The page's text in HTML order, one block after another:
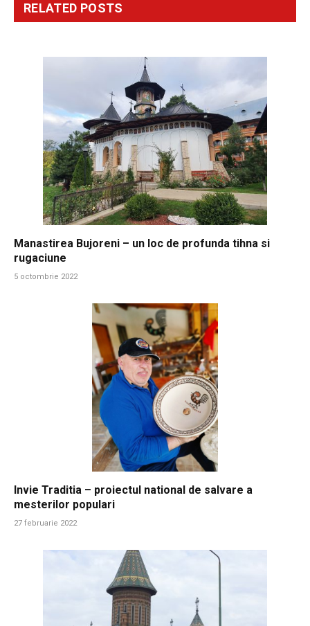
RELATED POSTS
Manastirea Bujoreni – un loc de profunda tihna si
rugaciune
5 octombrie 2022
Invie Traditia – proiectul national de salvare a
mesterilor populari
27 februarie 2022